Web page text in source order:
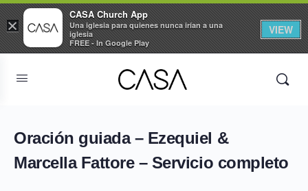
Oración guiada – Ezequiel &
Marcella Fattore – Servicio completo
×
CASA Church App
Una iglesia para quienes nunca irían a una
iglesia
FREE - In Google Play
VIEW